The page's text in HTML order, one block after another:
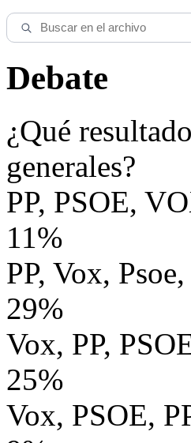
Debate
¿Qué
generales?
PP, PSOE,
11%
PP, Vox,
29%
Vox, PP,
25%
Vox, PSOE,